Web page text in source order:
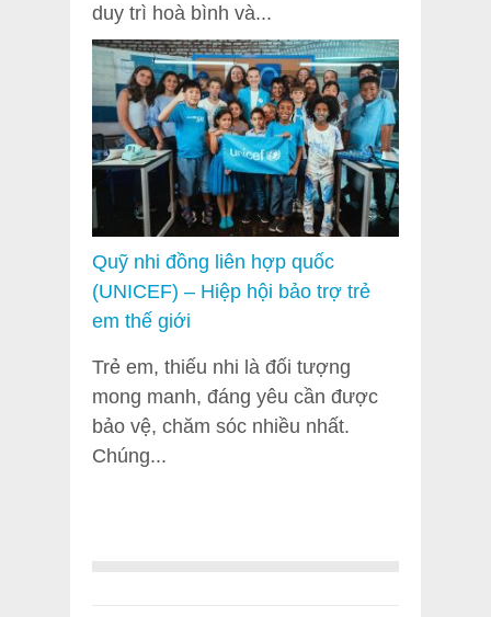
duy trì hoà bình và...
Quỹ nhi đồng liên hợp quốc
(UNICEF) – Hiệp hội bảo trợ trẻ
em thế giới
Trẻ em, thiếu nhi là đối tượng
mong manh, đáng yêu cần được
bảo vệ, chăm sóc nhiều nhất.
Chúng...